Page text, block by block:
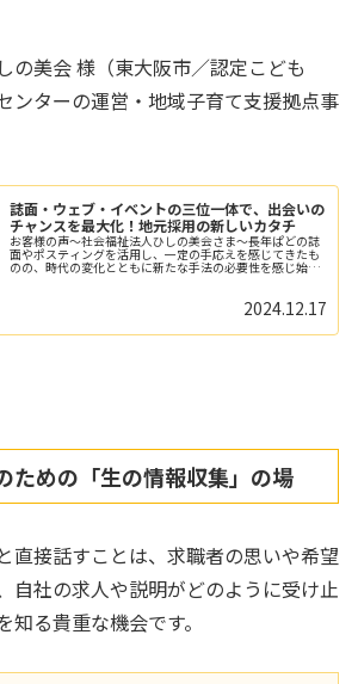
美会 様（東大阪市／認定こども
ンターの運営・地域子育て支援拠点事
誌面・ウェブ・イベントの三位一体で、出会いの
チャンスを最大化！地元採用の新しいカタチ
お客様の声～社会福祉法人ひしの美会さま～長年ぱどの誌
面やポスティングを活用し、一定の手応えを感じてきたも
のの、時代の変化とともに新たな手法の必要性を感じ始め
2024.12.17
ための「生の情報収集」の場
直接話すことは、求職者の思いや希望
自社の求人や説明がどのように受け止
る貴重な機会です。